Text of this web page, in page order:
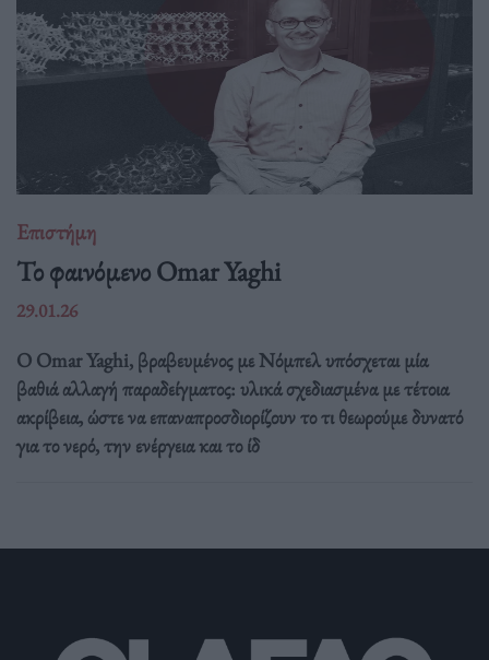
Επιστήμη
Το φαινόμενο Omar Yaghi
29.01.26
Ο Omar Yaghi, βραβευμένος με Νόμπελ υπόσχεται μία
βαθιά αλλαγή παραδείγματος: υλικά σχεδιασμένα με τέτοια
ακρίβεια, ώστε να επαναπροσδιορίζουν το τι θεωρούμε δυνατό
για το νερό, την ενέργεια και το ίδ